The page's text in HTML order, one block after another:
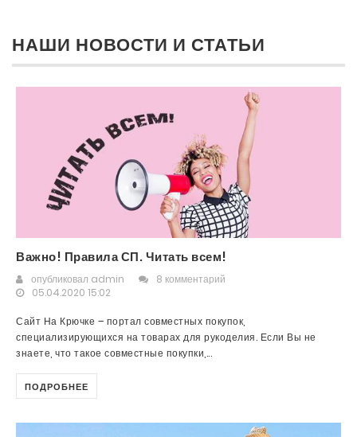
НАШИ НОВОСТИ И СТАТЬИ
Важно! Правила СП. Читать всем!
опубликовал admin
8 комментарий
05.04.2020 15:02
Сайт На Крючке – портал совместных покупок,
специализирующихся на товарах для рукоделия. Если Вы не
знаете, что такое совместные покупки,...
ПОДРОБНЕЕ